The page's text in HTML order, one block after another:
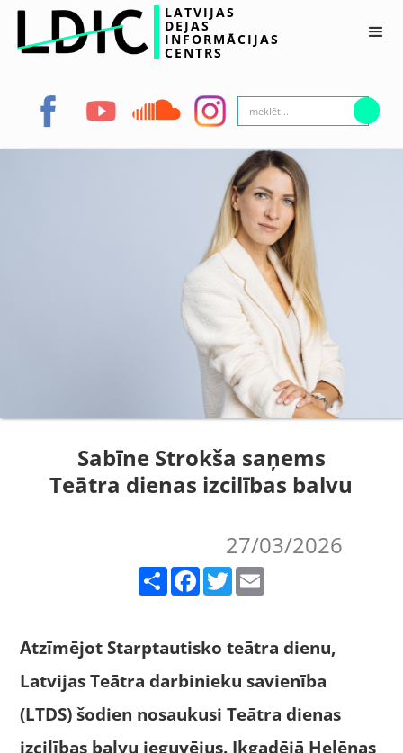
LATVIJAS
DEJAS
INFORMĀCIJAS
CENTRS
Sabīne Strokša saņems
Teātra dienas izcilības balvu
27/03/2026
Facebook Twitter
Atzīmējot Starptautisko teātra dienu,
Latvijas Teātra darbinieku savienība
(LTDS) šodien nosaukusi Teātra dienas
izcilības balvu ieguvējus. Ikgadējā Helēnas